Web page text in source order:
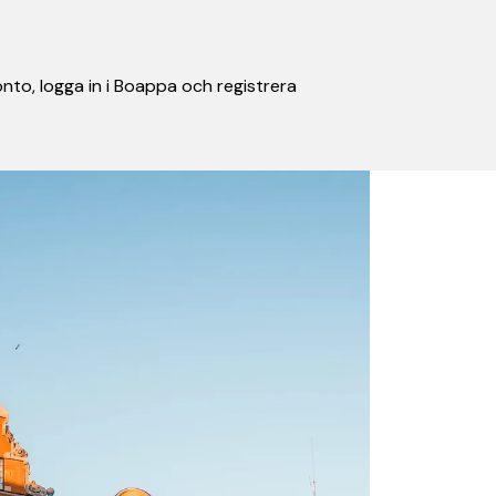
logga in i Boappa och registrera